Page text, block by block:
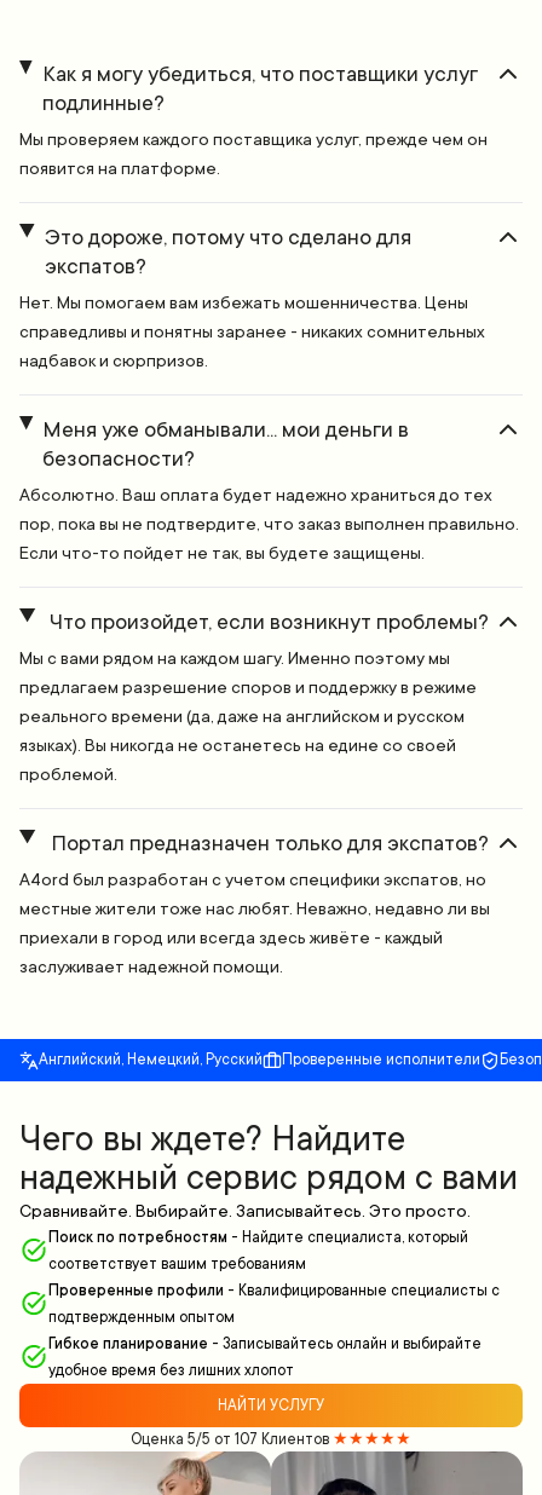
Как я могу убедиться, что поставщики услуг
подлинные?
Мы проверяем каждого поставщика услуг, прежде чем он
появится на платформе.
Это дороже, потому что сделано для
экспатов?
Нет. Мы помогаем вам избежать мошенничества. Цены
справедливы и понятны заранее - никаких сомнительных
надбавок и сюрпризов.
Меня уже обманывали... мои деньги в
безопасности?
Абсолютно. Ваш оплата будет надежно храниться до тех
пор, пока вы не подтвердите, что заказ выполнен правильно.
Если что-то пойдет не так, вы будете защищены.
Что произойдет, если возникнут проблемы?
Мы с вами рядом на каждом шагу. Именно поэтому мы
предлагаем разрешение споров и поддержку в режиме
реального времени (да, даже на английском и русском
языках). Вы никогда не останетесь на едине со своей
проблемой.
Портал предназначен только для экспатов?
A4ord был разработан с учетом специфики экспатов, но
местные жители тоже нас любят. Неважно, недавно ли вы
приехали в город или всегда здесь живёте - каждый
заслуживает надежной помощи.
Английский, Немецкий, Русский Проверенные исполнители
Чего вы ждете? Найдите
надежный сервис рядом с вами
Сравнивайте. Выбирайте. Записывайтесь. Это просто.
Поиск по потребностям - Найдите специалиста, который
соответствует вашим требованиям
Проверенные профили - Квалифицированные специалисты с
подтвержденным опытом
Гибкое планирование - Записывайтесь онлайн и выбирайте
удобное время без лишних хлопот
НАЙТИ УСЛУГУ
Оценка 5/5 от 107 Клиентов ★★★★★